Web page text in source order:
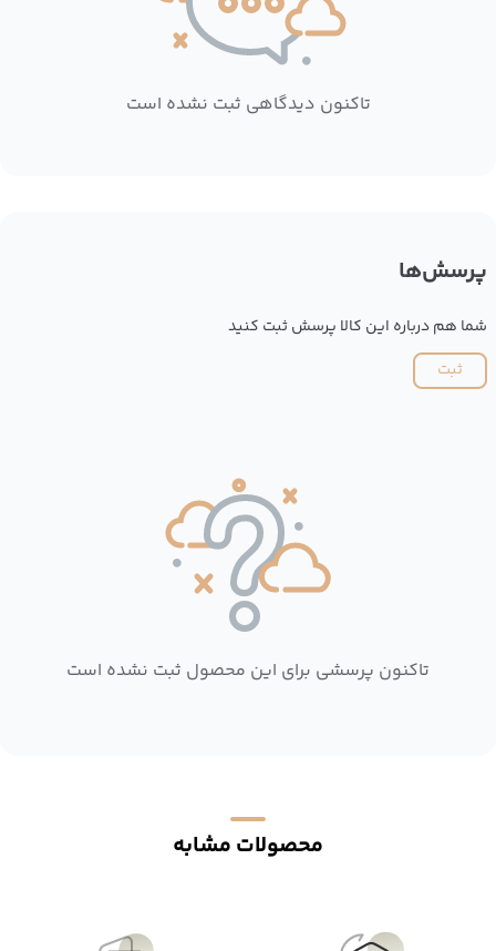
تاکنون دیدگاهی ثبت نشده است
پرسش‌ها
شما هم درباره این کالا پرسش ثبت کنید
ثبت
تاکنون پرسشی برای این محصول ثبت نشده است
محصولات مشابه